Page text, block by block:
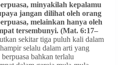
minyakilah kepalamu
jangan dilihat oleh orang
melainkan hanya oleh
tersembunyi. (Mat. 6:17–
sekitar tiga puluh kali dalam
selalu dalam arti yang
bahkan terlalu